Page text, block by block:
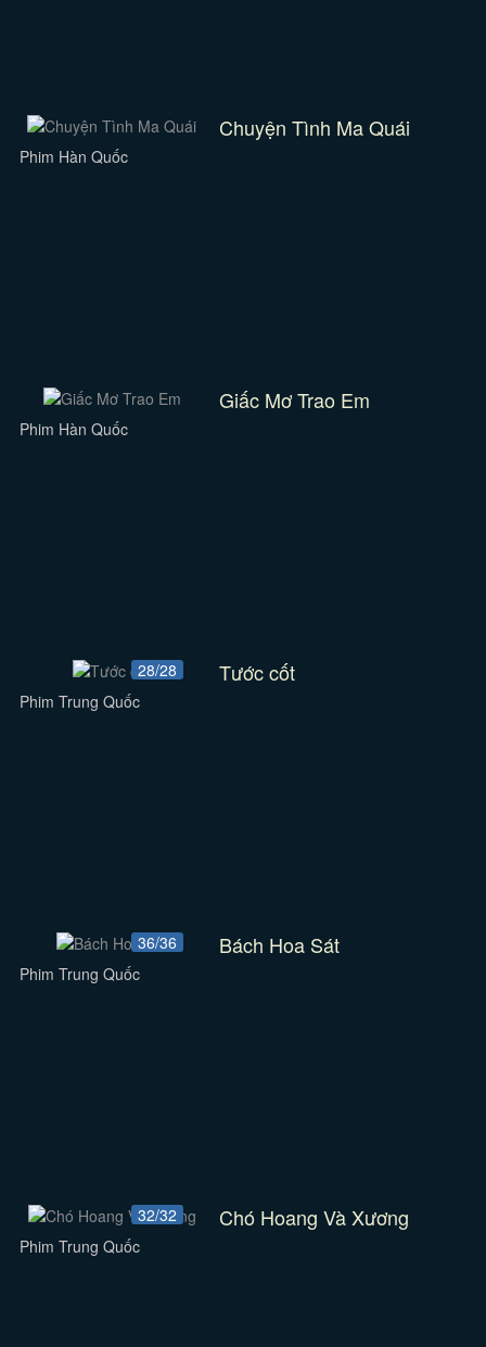
Chuyện Tình Ma Quái
Phim Hàn Quốc
Giấc Mơ Trao Em
Phim Hàn Quốc
28/28 Tước cốt
Phim Trung Quốc
36/36 Bách Hoa Sát
Phim Trung Quốc
32/32 Chó Hoang Và Xương
Phim Trung Quốc